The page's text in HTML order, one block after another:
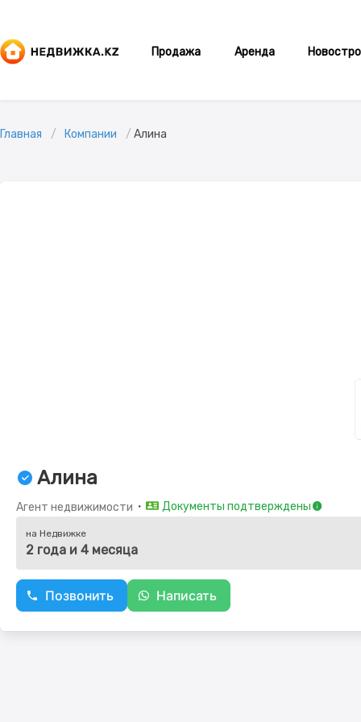
Продажа Аренда
Главная Компании Алина
Алина
Агент недвижимости ・ Документы подтверждены
на Недвижке
2 года и 4 месяца
Позвонить Написать